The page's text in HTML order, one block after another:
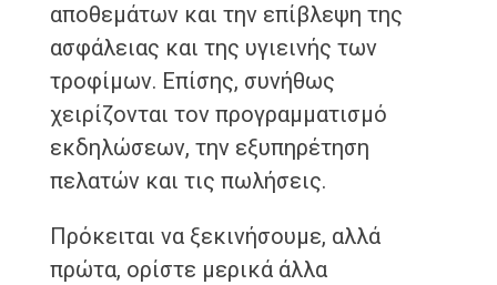
αποθεμάτων και την επίβλεψη της
ασφάλειας και της υγιεινής των
τροφίμων. Επίσης, συνήθως
χειρίζονται τον προγραμματισμό
εκδηλώσεων, την εξυπηρέτηση
πελατών και τις πωλήσεις.
Πρόκειται να ξεκινήσουμε, αλλά
πρώτα, ορίστε μερικά άλλα